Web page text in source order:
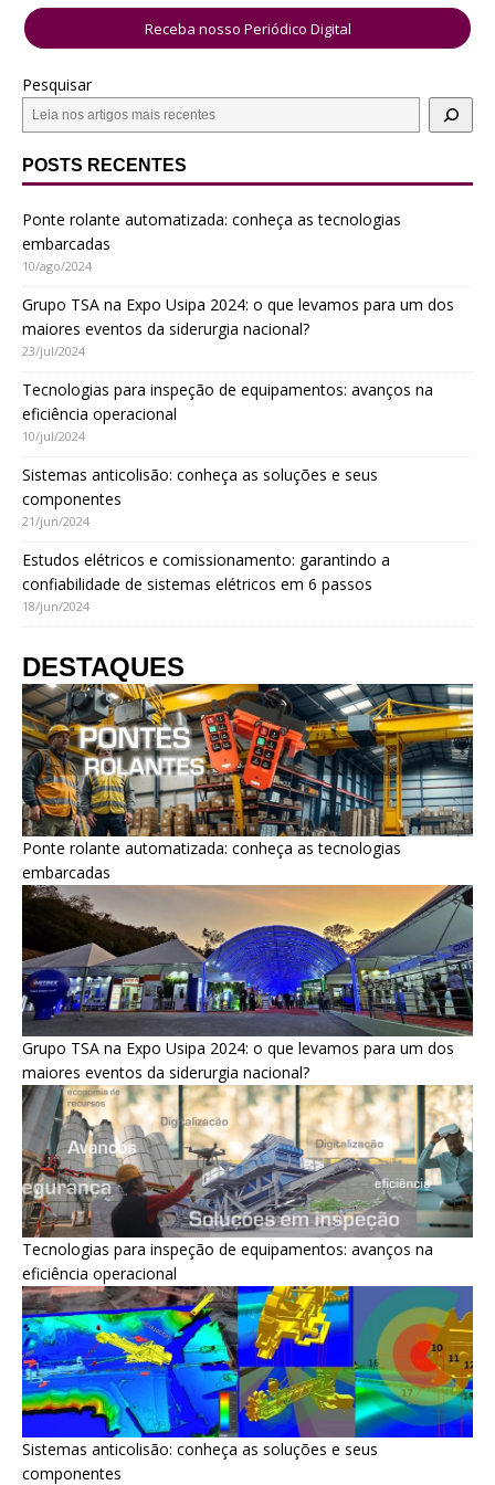
Receba nosso Periódico Digital
Pesquisar
POSTS RECENTES
Ponte rolante automatizada: conheça as tecnologias
embarcadas
10/ago/2024
Grupo TSA na Expo Usipa 2024: o que levamos para um dos
maiores eventos da siderurgia nacional?
23/jul/2024
Tecnologias para inspeção de equipamentos: avanços na
eficiência operacional
10/jul/2024
Sistemas anticolisão: conheça as soluções e seus
componentes
21/jun/2024
Estudos elétricos e comissionamento: garantindo a
confiabilidade de sistemas elétricos em 6 passos
18/jun/2024
DESTAQUES
Ponte rolante automatizada: conheça as tecnologias
embarcadas
Grupo TSA na Expo Usipa 2024: o que levamos para um dos
maiores eventos da siderurgia nacional?
Tecnologias para inspeção de equipamentos: avanços na
eficiência operacional
Sistemas anticolisão: conheça as soluções e seus
componentes